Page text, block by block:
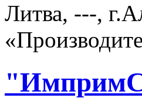
Литва, ---,